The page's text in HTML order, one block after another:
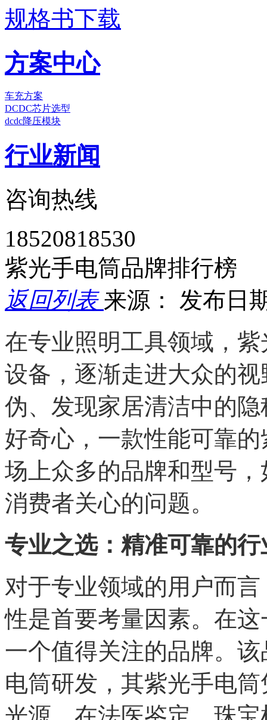
规格书下载
方案中心
车充方案
DCDC芯片选型
dcdc降压模块
行业新闻
咨询热线
18520818530
紫光手电筒品牌排行榜
返回列表来源： 发布日
在专业照明工具领域，
设备，逐渐走进大众的
伪、发现家居清洁中的
好奇心，一款性能可靠
场上众多的品牌和型号
消费者关心的问题。
专业之选：精准可靠的行
对于专业领域的用户而
性是首要考量因素。在
一个值得关注的品牌。
电筒研发，其紫光手电